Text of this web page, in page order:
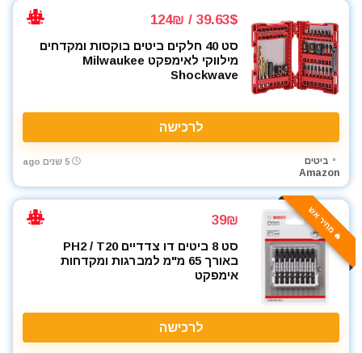
39.63$ / 124₪
סט 40 חלקים ביטים בוקסות ומקדחים
מילווקי לאימפקט Milwaukee
Shockwave
לרכישה
ביטים
Amazon
5 שנים ago
🔥 מחיר אש 39₪
סט 8 ביטים דו צדדיים PH2 / T20
באורך 65 מ"מ למברגות ומקדחות
אימפקט
לרכישה